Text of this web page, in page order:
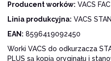
Producent worków: VACS
Linia produkcyjna: VACS
EAN: 8596419092450
Worki VACS do odkurzacza
PLUS są kopią oryginału i